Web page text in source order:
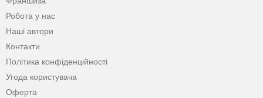
Робота у нас
Наші автори
Контакти
Політика конфіденційності
Угода користувача
Оферта